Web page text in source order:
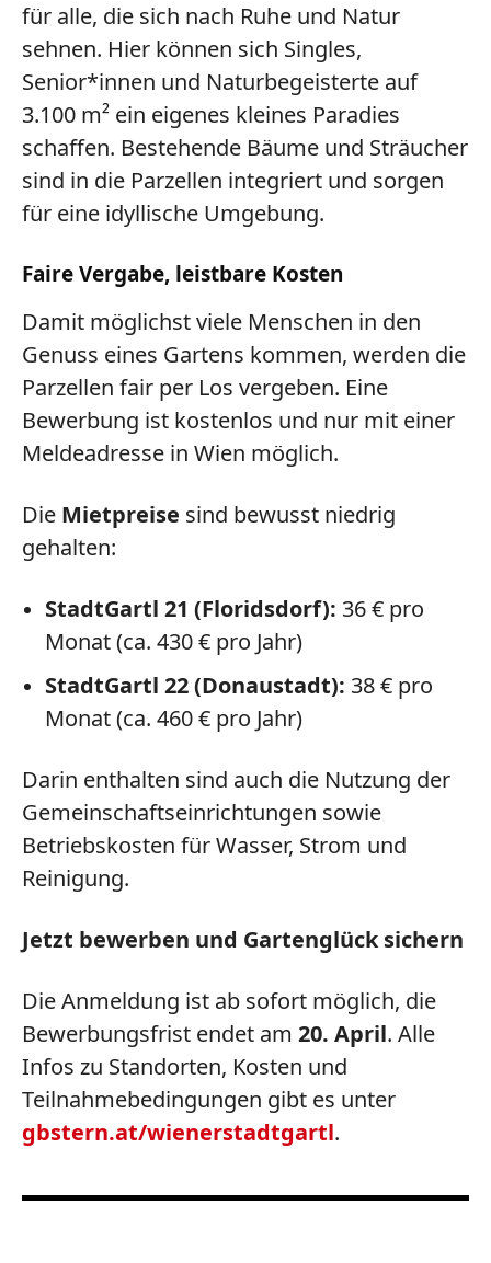
für alle, die sich nach Ruhe und Natur
sehnen. Hier können sich Singles,
Senior*innen und Naturbegeisterte auf
3.100 m² ein eigenes kleines Paradies
schaffen. Bestehende Bäume und Sträucher
sind in die Parzellen integriert und sorgen
für eine idyllische Umgebung.
Faire Vergabe, leistbare Kosten
Damit möglichst viele Menschen in den
Genuss eines Gartens kommen, werden die
Parzellen fair per Los vergeben. Eine
Bewerbung ist kostenlos und nur mit einer
Meldeadresse in Wien möglich.
Die Mietpreise sind bewusst niedrig
gehalten:
StadtGartl 21 (Floridsdorf): 36 € pro
Monat (ca. 430 € pro Jahr)
StadtGartl 22 (Donaustadt): 38 € pro
Monat (ca. 460 € pro Jahr)
Darin enthalten sind auch die Nutzung der
Gemeinschaftseinrichtungen sowie
Betriebskosten für Wasser, Strom und
Reinigung.
Jetzt bewerben und Gartenglück sichern
Die Anmeldung ist ab sofort möglich, die
Bewerbungsfrist endet am 20. April. Alle
Infos zu Standorten, Kosten und
Teilnahmebedingungen gibt es unter
gbstern.at/wienerstadtgartl.